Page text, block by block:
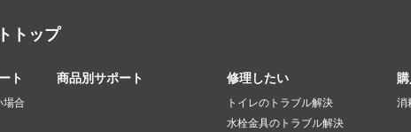
トップ
ト
場合
商品別サポート 修理したい
トイレのトラブル解決
水栓金具のトラブル解決
消